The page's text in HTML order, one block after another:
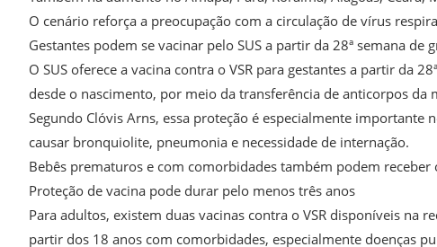
O cenário reforça a preocupação com a circulação de vírus
Gestantes podem se vacinar pelo SUS a partir da 28ª semana de
O SUS oferece a vacina contra o VSR para gestantes a partir da
desde o nascimento, por meio da transferência de anticorpos da
Segundo Clóvis Arns, essa proteção é especialmente
causar bronquiolite, pneumonia e necessidade de internação.
Bebês prematuros e com comorbidades também podem
Proteção de vacina pode durar pelo menos três anos
Para adultos, existem duas vacinas contra o VSR disponíveis na
partir dos 18 anos com comorbidades, especialmente doenças